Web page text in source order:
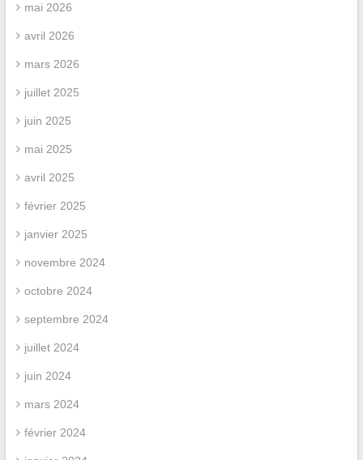
mai 2026
avril 2026
mars 2026
juillet 2025
juin 2025
mai 2025
avril 2025
février 2025
janvier 2025
novembre 2024
octobre 2024
septembre 2024
juillet 2024
juin 2024
mars 2024
février 2024